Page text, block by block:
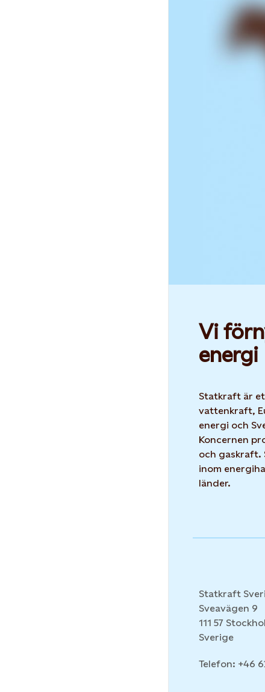
Vi
energi
Statkraft är
vattenkraft,
energi och
Koncernen
och gaskraft.
inom
länder.
Statkraft
Sveavägen 9
111 57
Sverige
Telefon: +46